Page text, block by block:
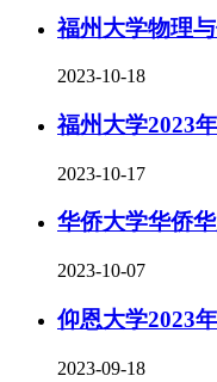
福州大学物理
2023-10-18
福州大学2023
2023-10-17
华侨大学华侨
2023-10-07
仰恩大学2023
2023-09-18